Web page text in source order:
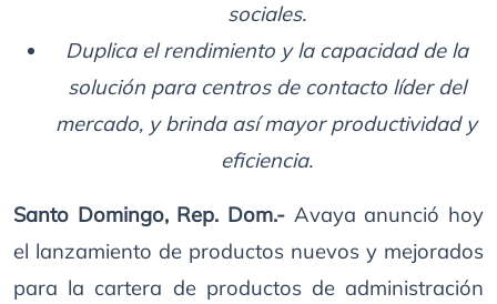
sociales.
Duplica el rendimiento y la capacidad de la
solución para centros de contacto líder del
mercado, y brinda así mayor productividad y
eficiencia.
Santo Domingo, Rep. Dom.- Avaya anunció hoy
el lanzamiento de productos nuevos y mejorados
para la cartera de productos de administración